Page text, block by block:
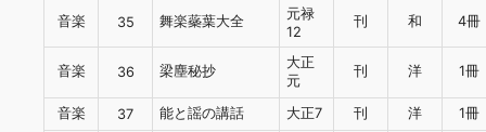
音楽 35 舞楽蘂葉大全
元禄
12
刊 和 4冊
音楽 36 梁塵秘抄
大正
元
刊 洋 1冊
音楽 37 能と謡の講話 大正7 刊 洋 1冊